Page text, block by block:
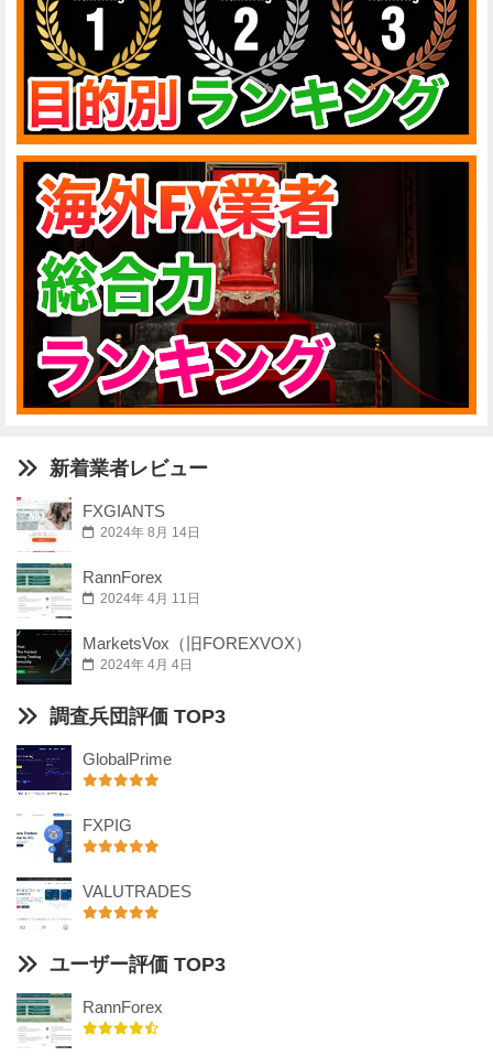
新着業者レビュー
FXGIANTS
2024年 8月 14日
RannForex
2024年 4月 11日
MarketsVox（旧FOREXVOX）
2024年 4月 4日
調査兵団評価 TOP3
GlobalPrime
FXPIG
VALUTRADES
ユーザー評価 TOP3
RannForex